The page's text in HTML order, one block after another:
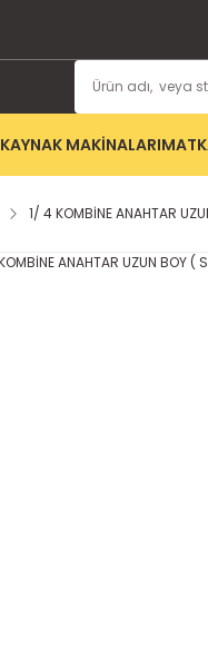
KAYNAK MAKİNALARI
1/ 4 KOMBİNE ANAHTAR